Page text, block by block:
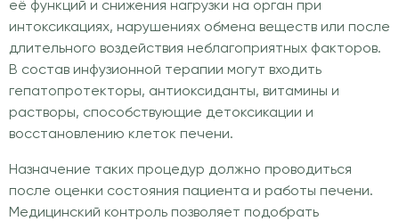
её функций и снижения нагрузки на орган при
интоксикациях, нарушениях обмена веществ или после
длительного воздействия неблагоприятных факторов.
В состав инфузионной терапии могут входить
гепатопротекторы, антиоксиданты, витамины и
растворы, способствующие детоксикации и
восстановлению клеток печени.
Назначение таких процедур должно проводиться
после оценки состояния пациента и работы печени.
Медицинский контроль позволяет подобрать